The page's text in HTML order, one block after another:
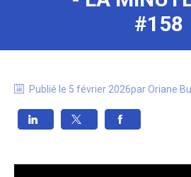
#158
Publié le 5 février 2026parOriane